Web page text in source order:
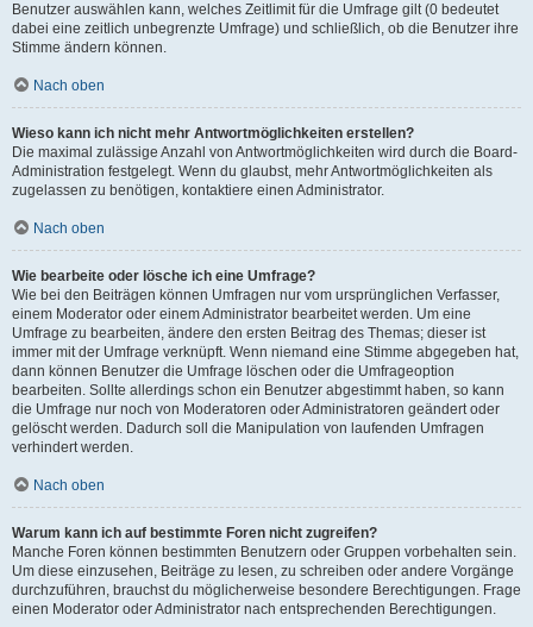
Benutzer auswählen kann, welches Zeitlimit für die Umfrage gilt (0 bedeutet
dabei eine zeitlich unbegrenzte Umfrage) und schließlich, ob die Benutzer ihre
Stimme ändern können.
Nach oben
Wieso kann ich nicht mehr Antwortmöglichkeiten erstellen?
Die maximal zulässige Anzahl von Antwortmöglichkeiten wird durch die Board-
Administration festgelegt. Wenn du glaubst, mehr Antwortmöglichkeiten als
zugelassen zu benötigen, kontaktiere einen Administrator.
Nach oben
Wie bearbeite oder lösche ich eine Umfrage?
Wie bei den Beiträgen können Umfragen nur vom ursprünglichen Verfasser,
einem Moderator oder einem Administrator bearbeitet werden. Um eine
Umfrage zu bearbeiten, ändere den ersten Beitrag des Themas; dieser ist
immer mit der Umfrage verknüpft. Wenn niemand eine Stimme abgegeben hat,
dann können Benutzer die Umfrage löschen oder die Umfrageoption
bearbeiten. Sollte allerdings schon ein Benutzer abgestimmt haben, so kann
die Umfrage nur noch von Moderatoren oder Administratoren geändert oder
gelöscht werden. Dadurch soll die Manipulation von laufenden Umfragen
verhindert werden.
Nach oben
Warum kann ich auf bestimmte Foren nicht zugreifen?
Manche Foren können bestimmten Benutzern oder Gruppen vorbehalten sein.
Um diese einzusehen, Beiträge zu lesen, zu schreiben oder andere Vorgänge
durchzuführen, brauchst du möglicherweise besondere Berechtigungen. Frage
einen Moderator oder Administrator nach entsprechenden Berechtigungen.